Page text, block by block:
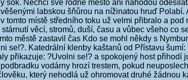
Nechci své rodné město ani náhodou
labskou šňůrou na nížinatou hruď Polabí.
místě středního toku už velmi přibralo a
věcí, stromů, duší, času a vůbec všeho co
městě zastavil čas Kdo se mohl někdy s
Katedrální klenby kaštanů od Přístavu
přikazuje: ?Uvolni se!? a spokojený host přihodí
vodárny hrozí trestem, pokud
který nehodlá už ohromovat druhé žádnou